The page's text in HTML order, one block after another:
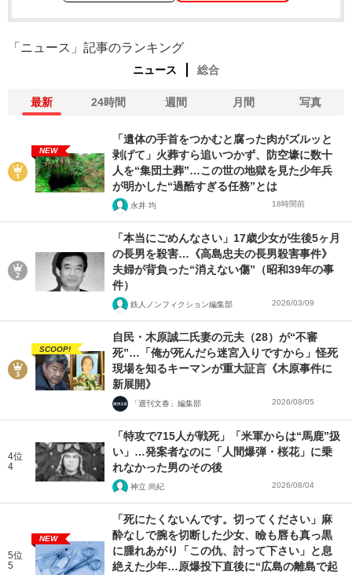
「ニュース」記事のランキング
ニュース 総合
最新 24時間 週間 月間 写真
NEW
「遺体の手首をつかむと腐った肉がズルッと
剥げて」火葬すら追いつかず、防空壕に数十
人を“集団土葬”…この世の地獄を見た少年兵
が明かした“過酷すぎる任務”とは
永井 均 18時間前
「本当にごめんなさい」17歳少女が生後5ヶ月
の長男を殺害…《高島忠夫の長男殺害事件》
夫婦が背負った“消えない傷”（昭和39年の事
件）
鉄人ノンフィクション編集部 2026/03/09
SCOOP!
自民・木原誠二氏妻の元夫（28）が“不審
死”…「俺が死んだら迷宮入りですから」怪死
現場を知るキーマンが重大証言《木原事件に
新展開》
「週刊文春」編集部 2026/08/05
4位
4
「特攻で715人が戦死」「米軍からは“馬鹿”扱
い」…発案者なのに「人間爆弾・桜花」に乗
れなかった男のその後
神立 尚紀 2026/08/04
5位
5
NEW
「死にたくないんです。切ってください」麻
酔なしで腕を切断した少女、瞼も唇も真っ黒
に腫れあがり「この仇、討って下さい」と息
絶えた少年…原爆投下直後に“広島の離島で起